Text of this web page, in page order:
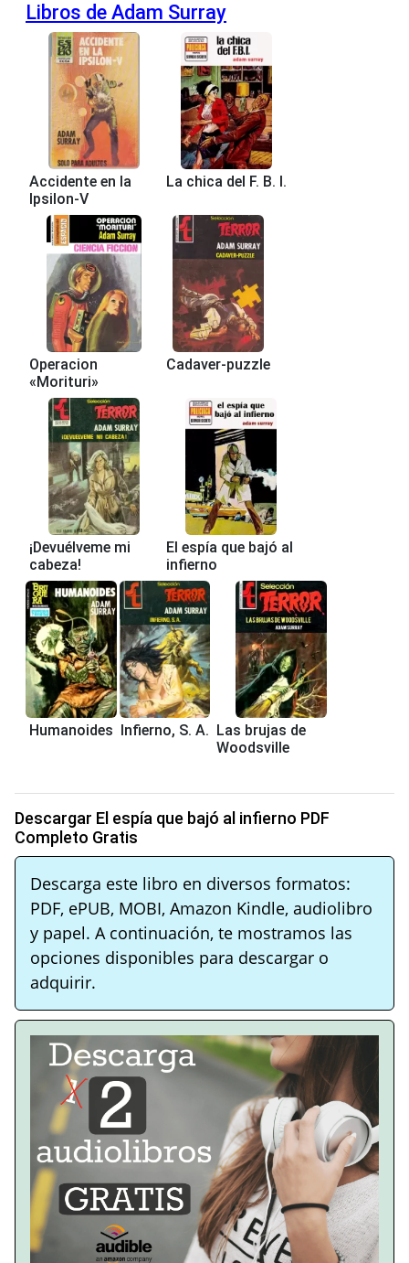
Libros de Adam Surray
Accidente en la
Ipsilon-V
La chica del F. B. I.
Operacion
«Morituri»
Cadaver-puzzle
¡Devuélveme mi
cabeza!
El espía que bajó al
infierno
Humanoides Infierno, S. A. Las brujas de
Woodsville
Descargar El espía que bajó al infierno PDF
Completo Gratis
Descarga este libro en diversos formatos:
PDF, ePUB, MOBI, Amazon Kindle, audiolibro
y papel. A continuación, te mostramos las
opciones disponibles para descargar o
adquirir.